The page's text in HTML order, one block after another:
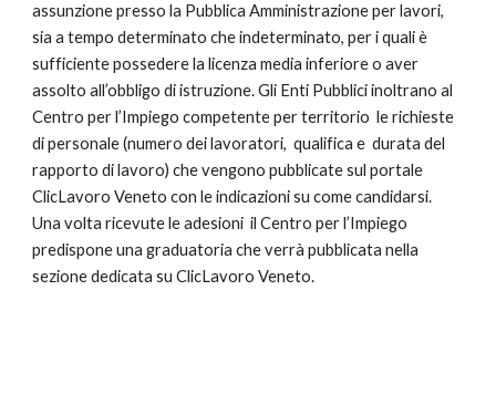
assunzione presso la Pubblica Amministrazione per lavori,
sia a tempo determinato che indeterminato, per i quali è
sufficiente possedere la licenza media inferiore o aver
assolto all’obbligo di istruzione. Gli Enti Pubblici inoltrano al
Centro per l’Impiego competente per territorio le richieste
di personale (numero dei lavoratori, qualifica e durata del
rapporto di lavoro) che vengono pubblicate sul portale
ClicLavoro Veneto con le indicazioni su come candidarsi.
Una volta ricevute le adesioni il Centro per l’Impiego
predispone una graduatoria che verrà pubblicata nella
sezione dedicata su ClicLavoro Veneto.